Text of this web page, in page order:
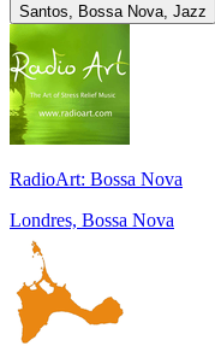
Santos, Bossa Nova, Jazz
RadioArt: Bossa Nova
Londres, Bossa Nova